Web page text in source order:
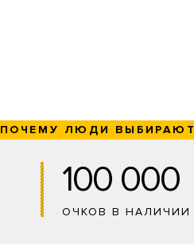
ПОЧЕМУ ЛЮДИ
100 000
ОЧКОВ В НАЛИЧИИ